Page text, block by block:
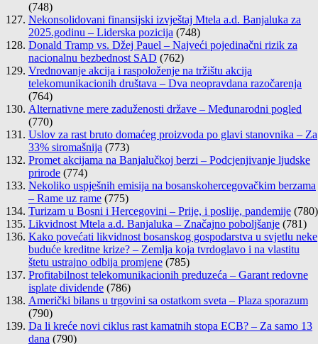
(748)
Nekonsolidovani finansijski izvještaj Mtela a.d. Banjaluka za
2025.godinu – Liderska pozicija (748)
Donald Tramp vs. Džej Pauel – Najveći pojedinačni rizik za
nacionalnu bezbednost SAD (762)
Vrednovanje akcija i raspoloženje na tržištu akcija
telekomunikacionih društava – Dva neopravdana razočarenja
(764)
Alternativne mere zaduženosti države – Međunarodni pogled
(770)
Uslov za rast bruto domaćeg proizvoda po glavi stanovnika – Za
33% siromašnija (773)
Promet akcijama na Banjalučkoj berzi – Podcjenjivanje ljudske
prirode (774)
Nekoliko uspješnih emisija na bosanskohercegovačkim berzama
– Rame uz rame (775)
Turizam u Bosni i Hercegovini – Prije, i poslije, pandemije (780)
Likvidnost Mtela a.d. Banjaluka – Značajno poboljšanje (781)
Kako povećati likvidnost bosanskog gospodarstva u svjetlu neke
buduće kreditne krize? – Zemlja koja tvrdoglavo i na vlastitu
štetu ustrajno odbija promjene (785)
Profitabilnost telekomunikacionih preduzeća – Garant redovne
isplate dividende (786)
Američki bilans u trgovini sa ostatkom sveta – Plaza sporazum
(790)
Da li kreće novi ciklus rast kamatnih stopa ECB? – Za samo 13
dana (790)